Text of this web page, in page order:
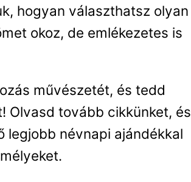
hogyan választhatsz olyan
okoz, de emlékezetes is
művészetét, és tedd
Olvasd tovább cikkünket, és
legjobb névnapi ajándékkal